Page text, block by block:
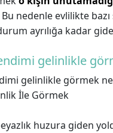
Bu nedenle evlilikte
ayrılığa kadar
gelinlikle
gelinlikle görmek
İle Görmek
huzura giden